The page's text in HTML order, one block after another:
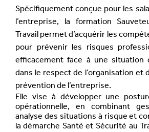
Spécifiquement conçue pour les
l’entreprise, la formation
Travail permet d’acquérir les
pour prévenir les risques
efficacement face à une situation
dans le respect de l’organisation et
prévention de l’entreprise.
Elle vise à développer une
opérationnelle, en combinant
analyse des situations à risque et
la démarche Santé et Sécurité au